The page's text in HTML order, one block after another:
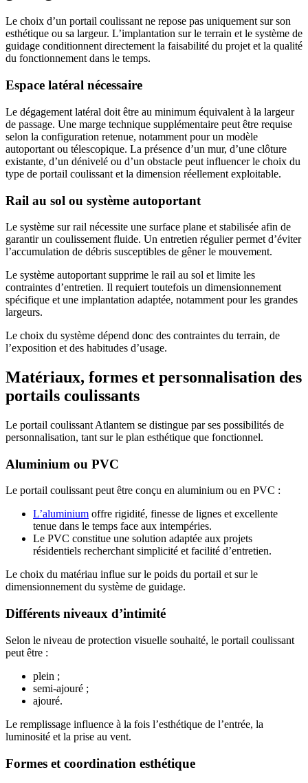
Le choix d’un portail coulissant ne repose pas uniquement sur son
esthétique ou sa largeur. L’implantation sur le terrain et le système de
guidage conditionnent directement la faisabilité du projet et la qualité
du fonctionnement dans le temps.
Espace latéral nécessaire
Le dégagement latéral doit être au minimum équivalent à la largeur
de passage. Une marge technique supplémentaire peut être requise
selon la configuration retenue, notamment pour un modèle
autoportant ou télescopique. La présence d’un mur, d’une clôture
existante, d’un dénivelé ou d’un obstacle peut influencer le choix du
type de portail coulissant et la dimension réellement exploitable.
Rail au sol ou système autoportant
Le système sur rail nécessite une surface plane et stabilisée afin de
garantir un coulissement fluide. Un entretien régulier permet d’éviter
l’accumulation de débris susceptibles de gêner le mouvement.
Le système autoportant supprime le rail au sol et limite les
contraintes d’entretien. Il requiert toutefois un dimensionnement
spécifique et une implantation adaptée, notamment pour les grandes
largeurs.
Le choix du système dépend donc des contraintes du terrain, de
l’exposition et des habitudes d’usage.
Matériaux, formes et personnalisation des
portails coulissants
Le portail coulissant Atlantem se distingue par ses possibilités de
personnalisation, tant sur le plan esthétique que fonctionnel.
Aluminium ou PVC
Le portail coulissant peut être conçu en aluminium ou en PVC :
L’aluminium offre rigidité, finesse de lignes et excellente
tenue dans le temps face aux intempéries.
Le PVC constitue une solution adaptée aux projets
résidentiels recherchant simplicité et facilité d’entretien.
Le choix du matériau influe sur le poids du portail et sur le
dimensionnement du système de guidage.
Différents niveaux d’intimité
Selon le niveau de protection visuelle souhaité, le portail coulissant
peut être :
plein ;
semi-ajouré ;
ajouré.
Le remplissage influence à la fois l’esthétique de l’entrée, la
luminosité et la prise au vent.
Formes et coordination esthétique